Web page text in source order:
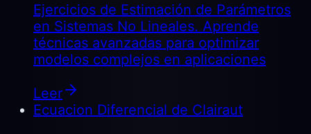
Ejercicios de Estimación de Parámetros
en Sistemas No Lineales. Aprende
técnicas avanzadas para optimizar
modelos complejos en aplicaciones
Leer
Ecuacion Diferencial de Clairaut